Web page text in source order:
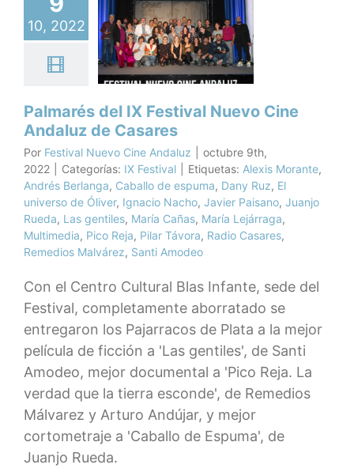
10, 2022
del IX
Nuevo
Andaluz
Palmarés del IX Festival Nuevo Cine
Andaluz de Casares
Por Festival Nuevo Cine Andaluz
octubre 9th,
2022
Categorías: IX Festival Etiquetas: Alexis Morante,
Andrés Berlanga, Caballo de espuma, Dany Ruz, El
universo de Óliver, Ignacio Nacho, Javier Paisano, Juanjo
Rueda, Las gentiles, María Cañas, María Lejárraga,
Multimedia, Pico Reja, Pilar Távora, Radio Casares,
Remedios Malvárez, Santi Amodeo
Con el Centro Cultural Blas Infante, sede del
Festival, completamente aborratado se
entregaron los Pajarracos de Plata a la mejor
película de ficción a 'Las gentiles', de Santi
Amodeo, mejor documental a 'Pico Reja. La
verdad que la tierra esconde', de Remedios
Málvarez y Arturo Andújar, y mejor
cortometraje a 'Caballo de Espuma', de
Juanjo Rueda.